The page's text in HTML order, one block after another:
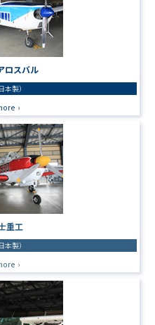
ロスバル
本製）
›
重工
本製）
›